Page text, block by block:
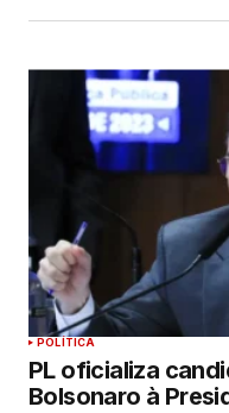
POLÍTICA
PL oficializa
Bolsonaro à